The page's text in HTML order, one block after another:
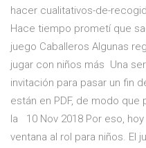
hacer cualitativos-de-
Hace tiempo prometí que
juego Caballeros Algunas
jugar con niños más Una
invitación para pasar un fin
están en PDF, de modo
la 10 Nov 2018 Por eso,
ventana al rol para niños. El